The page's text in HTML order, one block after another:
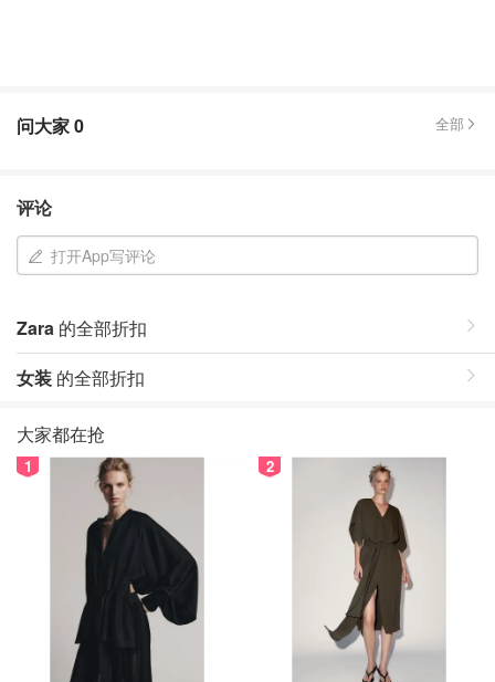
问大家0 全部
评论
打开App写评论
Zara 的全部折扣
女装 的全部折扣
大家都在抢
1 2